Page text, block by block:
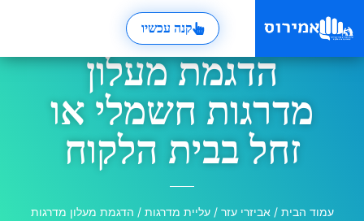
קנה עכשיו
הדגמת מעלון
מדרגות חשמלי או
זחל בבית הלקוח
עמוד הבית / אביזרי עזר /עליית מדרגות / הדגמת מעלון מדרגות